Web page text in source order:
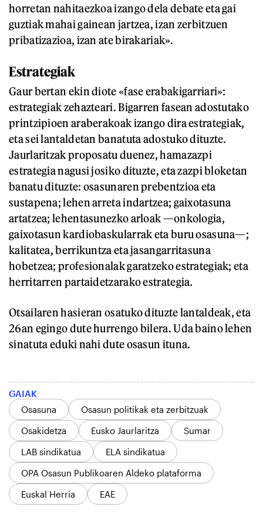
horretan nahitaezkoa izango dela debate eta gai
guztiak mahai gainean jartzea, izan zerbitzuen
pribatizazioa, izan ate birakariak».
Estrategiak
Gaur bertan ekin diote «fase erabakigarriari»:
estrategiak zehazteari. Bigarren fasean adostutako
printzipioen araberakoak izango dira estrategiak,
eta sei lantaldetan banatuta adostuko dituzte.
Jaurlaritzak proposatu duenez, hamazazpi
estrategia nagusi josiko dituzte, eta zazpi bloketan
banatu dituzte: osasunaren prebentzioa eta
sustapena; lehen arreta indartzea; gaixotasuna
artatzea; lehentasunezko arloak —onkologia,
gaixotasun kardiobaskularrak eta buru osasuna—;
kalitatea, berrikuntza eta jasangarritasuna
hobetzea; profesionalak garatzeko estrategiak; eta
herritarren partaidetzarako estrategia.
Otsailaren hasieran osatuko dituzte lantaldeak, eta
26an egingo dute hurrengo bilera. Uda baino lehen
sinatuta eduki nahi dute osasun ituna.
GAIAK
Osasuna
Osasun politikak eta zerbitzuak
Osakidetza
Eusko Jaurlaritza
Sumar
LAB sindikatua
ELA sindikatua
OPA Osasun Publikoaren Aldeko plataforma
Euskal Herria
EAE